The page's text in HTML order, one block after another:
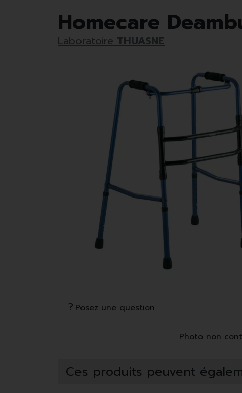
Homecare
Laboratoire THUASNE
Posez une question
Photo non
Ces produits peuvent